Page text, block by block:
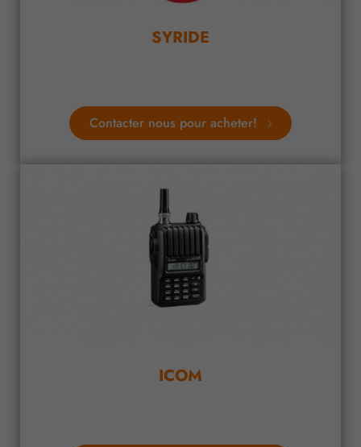
SYRIDE
Contacter nous pour acheter!
ICOM